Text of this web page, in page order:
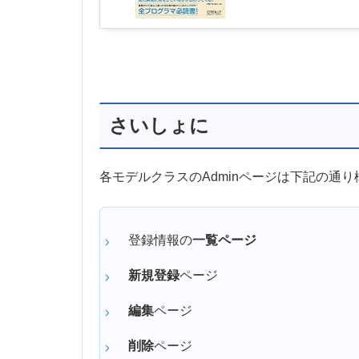
さいしょに
各モデルクラスのAdminページは下記の通り
登録情報の一覧ページ
新規登録ページ
編集ページ
削除ページ